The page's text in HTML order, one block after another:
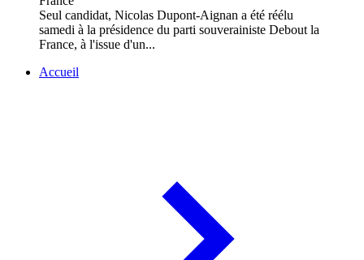
Seul candidat, Nicolas Dupont-Aignan a été réélu
samedi à la présidence du parti souverainiste Debout la
France, à l'issue d'un...
Accueil